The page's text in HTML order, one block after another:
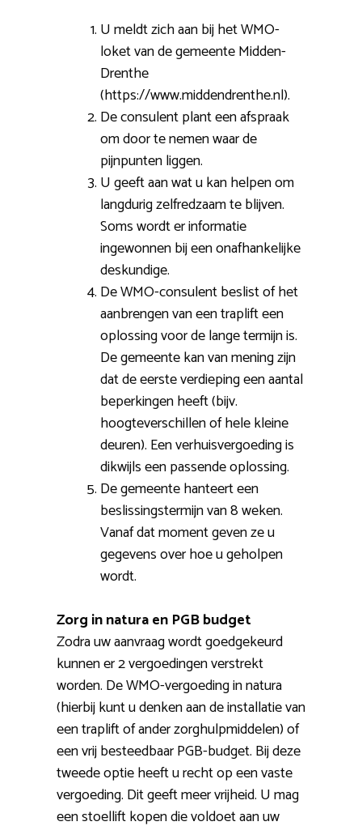
U meldt zich aan bij het WMO-
loket van de gemeente Midden-
Drenthe
(https://www.middendrenthe.nl).
De consulent plant een afspraak
om door te nemen waar de
pijnpunten liggen.
U geeft aan wat u kan helpen om
langdurig zelfredzaam te blijven.
Soms wordt er informatie
ingewonnen bij een onafhankelijke
deskundige.
De WMO-consulent beslist of het
aanbrengen van een traplift een
oplossing voor de lange termijn is.
De gemeente kan van mening zijn
dat de eerste verdieping een aantal
beperkingen heeft (bijv.
hoogteverschillen of hele kleine
deuren). Een verhuisvergoeding is
dikwijls een passende oplossing.
De gemeente hanteert een
beslissingstermijn van 8 weken.
Vanaf dat moment geven ze u
gegevens over hoe u geholpen
wordt.
Zorg in natura en PGB budget
Zodra uw aanvraag wordt goedgekeurd
kunnen er 2 vergoedingen verstrekt
worden. De WMO-vergoeding in natura
(hierbij kunt u denken aan de installatie van
een traplift of ander zorghulpmiddelen) of
een vrij besteedbaar PGB-budget. Bij deze
tweede optie heeft u recht op een vaste
vergoeding. Dit geeft meer vrijheid. U mag
een stoellift kopen die voldoet aan uw